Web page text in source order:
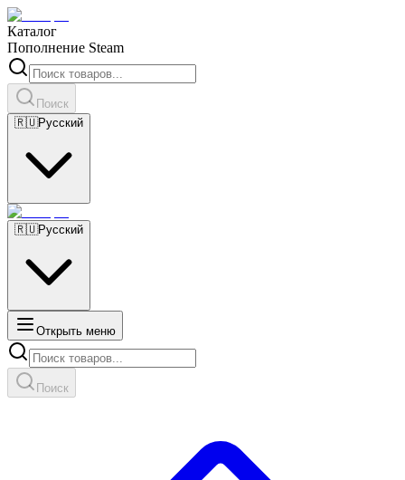
Каталог
Пополнение Steam
Поиск
🇷🇺Русский
🇷🇺Русский
Открыть меню
Поиск